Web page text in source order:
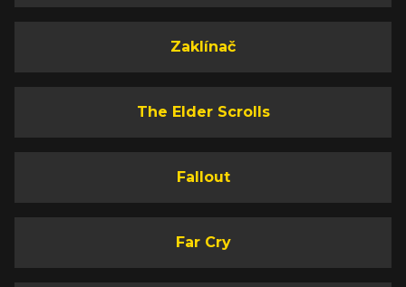
Zaklínač
The Elder Scrolls
Fallout
Far Cry